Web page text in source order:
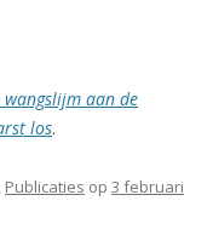
wangslijm aan de
los.
, Publicaties op 3 februari